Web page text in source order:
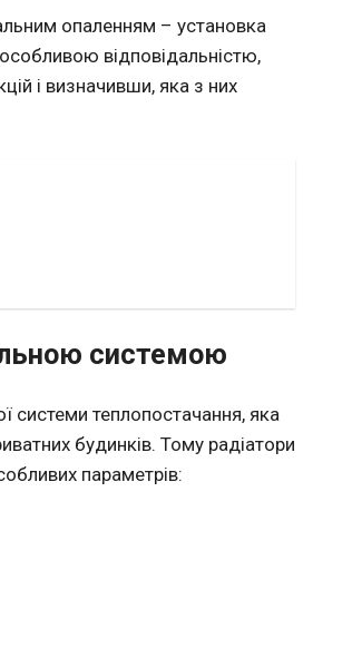
опаленням – установка
відповідальністю,
і визначивши, яка з них
системою
системи теплопостачання, яка
будинків. Тому радіатори
параметрів: